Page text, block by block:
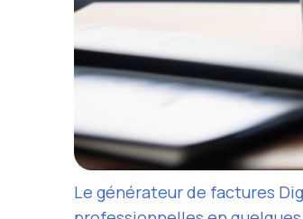
Le générateur de factures